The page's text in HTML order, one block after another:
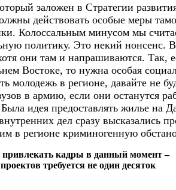
заложен в Стратегии
действовать особые меры
Колоссальным минусом мы
политику. Это некий нонсенс.
они там и напрашиваются. Так,
Востоке, то нужна особая
молодежь в регионе, давайте не
в армию, если они останутся
идея предоставлять жилье на
дел сразу высказались
в регионе криминогенную
кадры в данный момент –
требуется не один десяток